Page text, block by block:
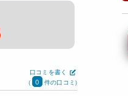
口コミを書く
(
0 件の口コミ)